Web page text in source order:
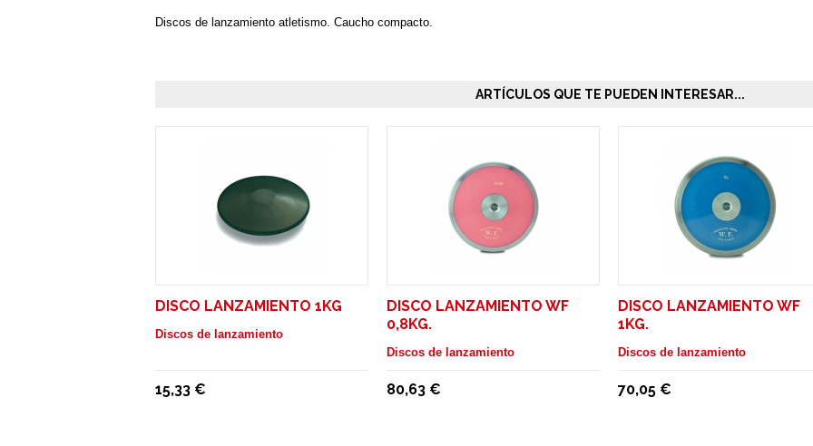
Discos de lanzamiento atletismo. Caucho compacto.
ARTÍCULOS QUE TE PUEDEN INTERESAR...
DISCO LANZAMIENTO 1KG
Discos de lanzamiento
15,33 €
DISCO LANZAMIENTO WF
0,8KG.
Discos de lanzamiento
80,63 €
DISCO LANZAMIENTO WF
1KG.
Discos de lanzamiento
70,05 €